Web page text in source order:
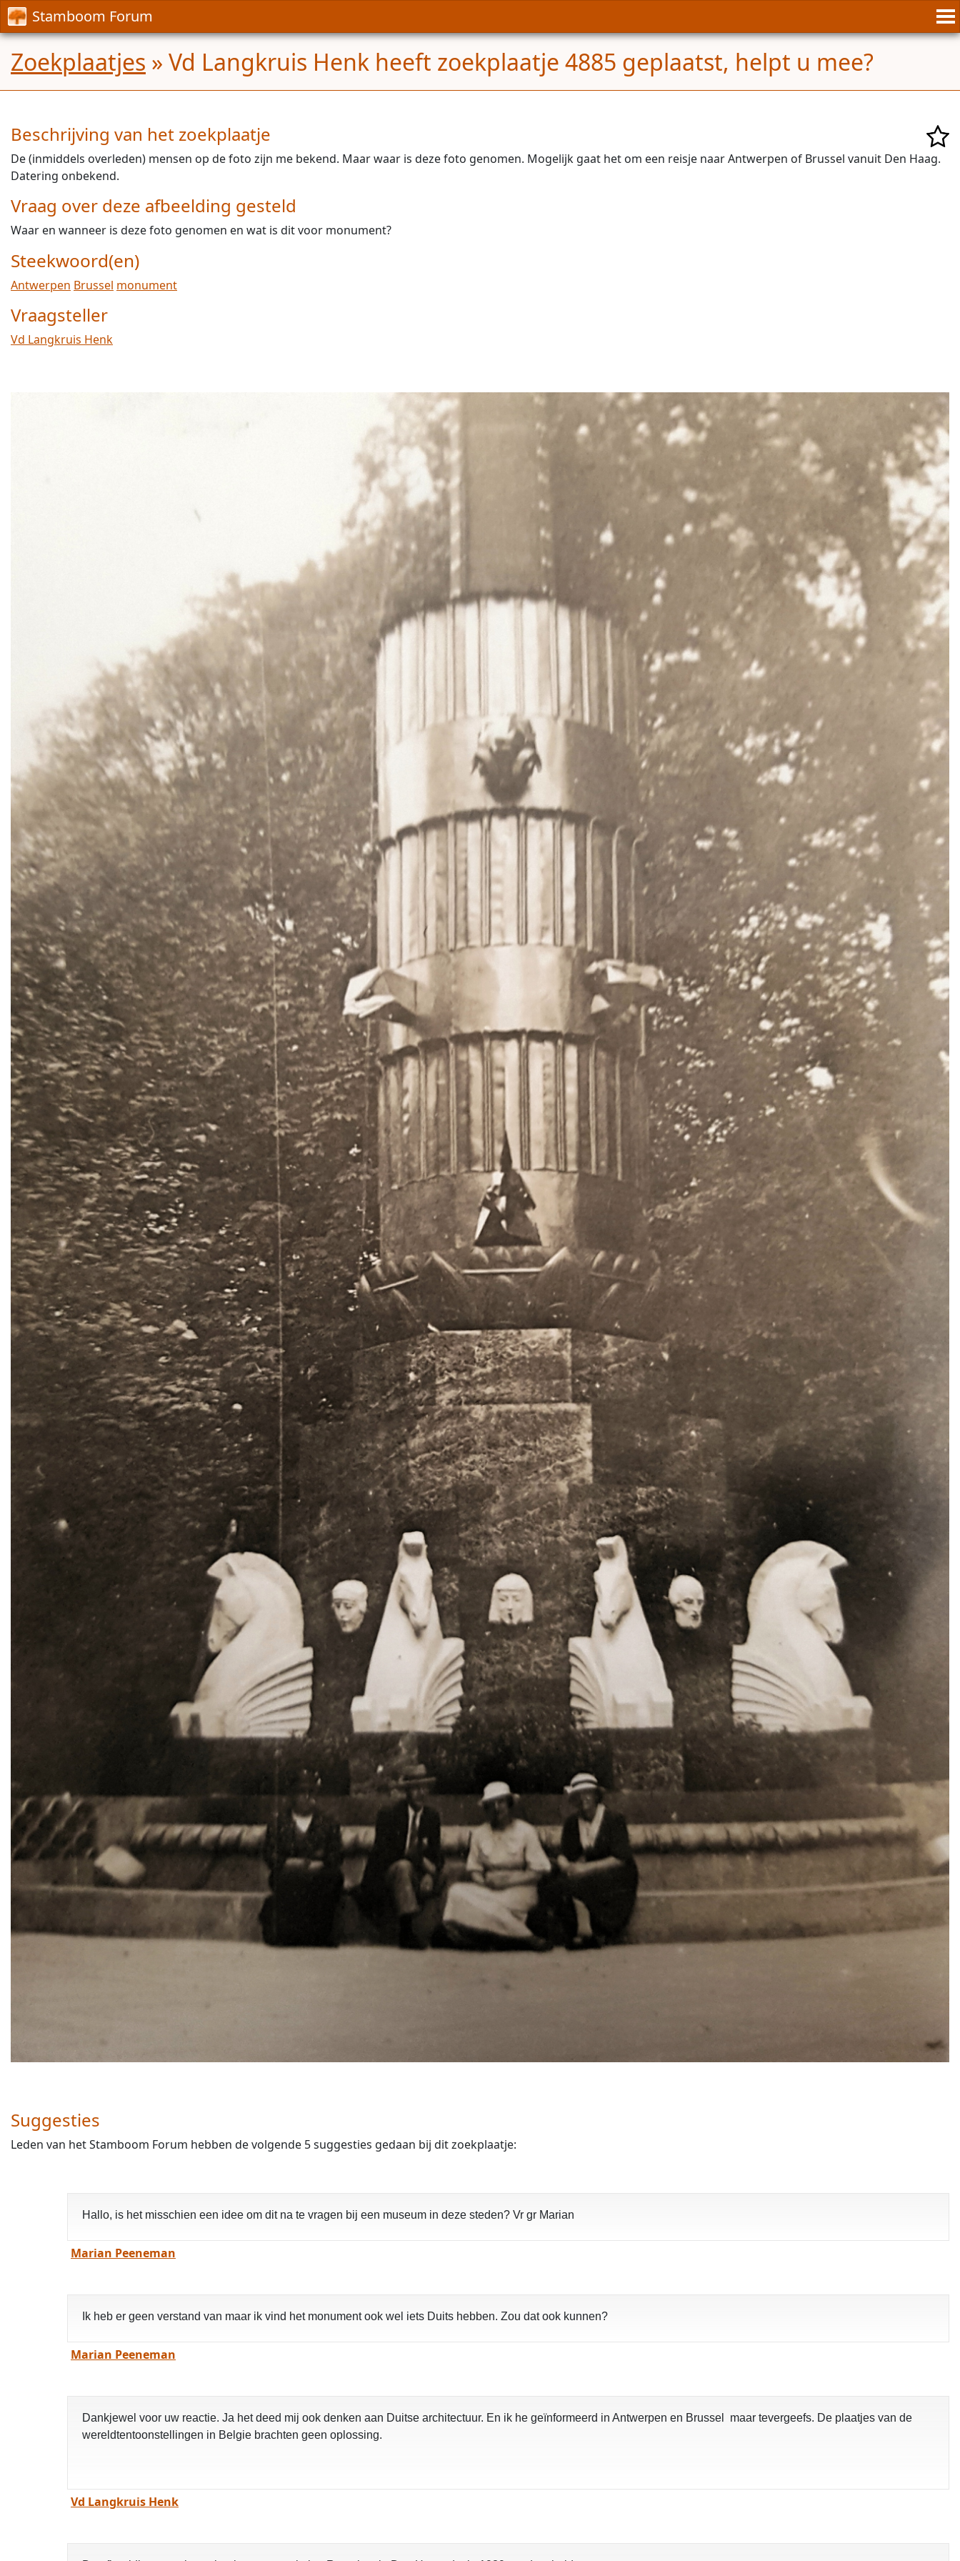
Stamboom Forum
Zoekplaatjes » Vd Langkruis Henk heeft zoekplaatje 4885 geplaatst, helpt u mee?
Beschrijving van het zoekplaatje
De (inmiddels overleden) mensen op de foto zijn me bekend. Maar waar is deze foto genomen. Mogelijk gaat het om een reisje naar Antwerpen of Brussel vanuit Den Haag.
Datering onbekend.
Vraag over deze afbeelding gesteld
Waar en wanneer is deze foto genomen en wat is dit voor monument?
Steekwoord(en)
Antwerpen Brussel monument
Vraagsteller
Vd Langkruis Henk
Suggesties
Leden van het Stamboom Forum hebben de volgende 5 suggesties gedaan bij dit zoekplaatje:
Hallo, is het misschien een idee om dit na te vragen bij een museum in deze steden? Vr gr Marian
Marian Peeneman
Ik heb er geen verstand van maar ik vind het monument ook wel iets Duits hebben. Zou dat ook kunnen?
Marian Peeneman
Dankjewel voor uw reactie. Ja het deed mij ook denken aan Duitse architectuur. En ik he geïnformeerd in Antwerpen en Brussel maar tevergeefs. De plaatjes van de
wereldtentoonstellingen in Belgie brachten geen oplossing.
Vd Langkruis Henk